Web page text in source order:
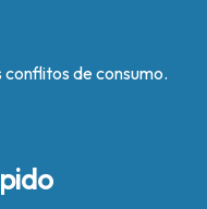
conflitos de consumo.